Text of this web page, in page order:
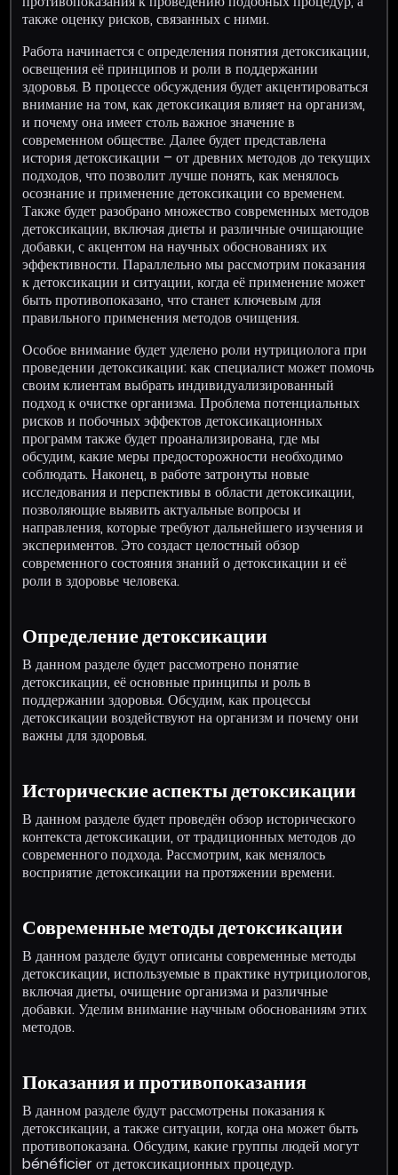
также оценку рисков, связанных с ними.
Работа начинается с определения понятия детоксикации,
освещения её принципов и роли в поддержании
здоровья. В процессе обсуждения будет акцентироваться
внимание на том, как детоксикация влияет на организм,
и почему она имеет столь важное значение в
современном обществе. Далее будет представлена
история детоксикации – от древних методов до текущих
подходов, что позволит лучше понять, как менялось
осознание и применение детоксикации со временем.
Также будет разобрано множество современных методов
детоксикации, включая диеты и различные очищающие
добавки, с акцентом на научных обоснованиях их
эффективности. Параллельно мы рассмотрим показания
к детоксикации и ситуации, когда её применение может
быть противопоказано, что станет ключевым для
правильного применения методов очищения.
Особое внимание будет уделено роли нутрициолога при
проведении детоксикации: как специалист может помочь
своим клиентам выбрать индивидуализированный
подход к очистке организма. Проблема потенциальных
рисков и побочных эффектов детоксикационных
программ также будет проанализирована, где мы
обсудим, какие меры предосторожности необходимо
соблюдать. Наконец, в работе затронуты новые
исследования и перспективы в области детоксикации,
позволяющие выявить актуальные вопросы и
направления, которые требуют дальнейшего изучения и
экспериментов. Это создаст целостный обзор
современного состояния знаний о детоксикации и её
роли в здоровье человека.
Определение детоксикации
В данном разделе будет рассмотрено понятие
детоксикации, её основные принципы и роль в
поддержании здоровья. Обсудим, как процессы
детоксикации воздействуют на организм и почему они
важны для здоровья.
Исторические аспекты детоксикации
В данном разделе будет проведён обзор исторического
контекста детоксикации, от традиционных методов до
современного подхода. Рассмотрим, как менялось
восприятие детоксикации на протяжении времени.
Современные методы детоксикации
В данном разделе будут описаны современные методы
детоксикации, используемые в практике нутрициологов,
включая диеты, очищение организма и различные
добавки. Уделим внимание научным обоснованиям этих
методов.
Показания и противопоказания
В данном разделе будут рассмотрены показания к
детоксикации, а также ситуации, когда она может быть
противопоказана. Обсудим, какие группы людей могут
bénéficier от детоксикационных процедур.